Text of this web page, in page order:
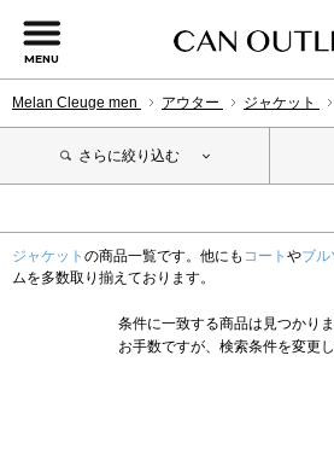
MENU
Melan Cleuge men アウター ジャケット
さらに絞り込む
ジャケット の商品一覧です。他にも コート やブル
ムを多数取り揃えております。
条件に一致する商品は見つかりま
お手数ですが、検索条件を変更し